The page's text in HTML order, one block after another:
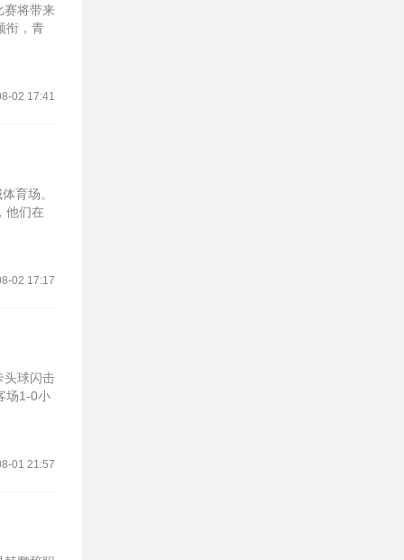
赛将带来
衔，青
02 17:41
育场。
他们在
02 17:17
头球闪击
场1-0小
01 21:57